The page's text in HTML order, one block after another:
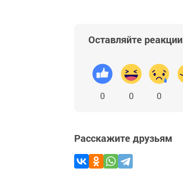
Оставляйте реакции
0 0 0
Расскажите друзьям